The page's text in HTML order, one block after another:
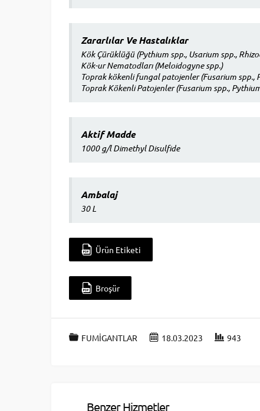
Zararlılar Ve Hastalıklar
Kök Çürüklüğü (Pythium spp., Usarium spp.,
Kök-ur Nematodları (Meloidogyne spp.)
Toprak kökenli fungal patojenler (Fusarium spp.,
Toprak Kökenli Patojenler (Fusarium spp.,
Aktif Madde
1000 g/l Dimethyl Disulfide
Ambalaj
30 L
Ürün Etiketi
Broşür
FUMİGANTLAR 18.03.2023 943
Benzer Hizmetler